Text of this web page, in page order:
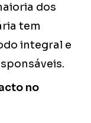
dos
tem
integral e
no